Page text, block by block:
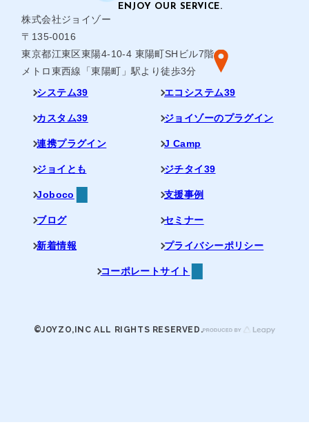
株式会社ジョイゾー
〒135-0016
東京都江東区東陽4-10-4 東陽町SHビル7階
メトロ東西線「東陽町」駅より徒歩3分
システム39
エコシステム39
カスタム39 ジョイゾーのプラグイン
連携プラグイン J Camp
ジョイとも ジチタイ39
Joboco 支援事例
ブログ セミナー
新着情報 プライバシーポリシー
コーポレートサイト
©JOYZO,INC ALL RIGHTS RESERVED.